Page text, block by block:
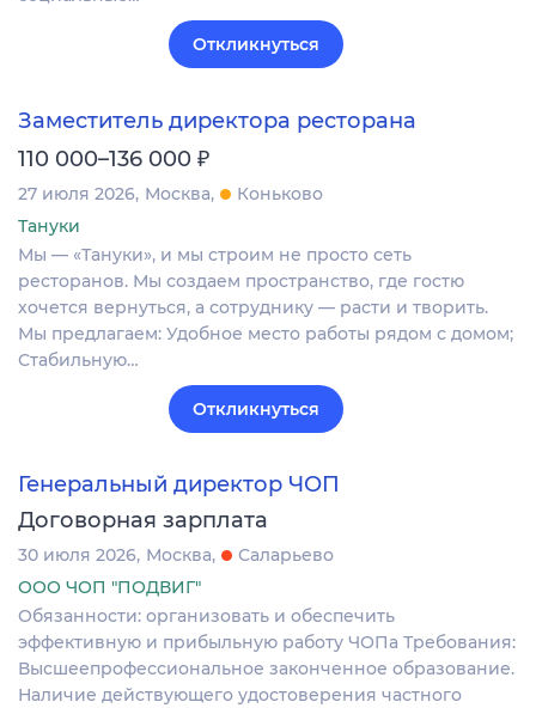
Откликнуться
Заместитель директора ресторана
110 000–136 000 ₽
27 июля 2026 Москва
Коньково
Тануки
Мы — «Тануки», и мы строим не просто сеть
ресторанов. Мы создаем пространство, где гостю
хочется вернуться, а сотруднику — расти и творить.
Мы предлагаем: Удобное место работы рядом с домом;
Стабильную…
Откликнуться
Генеральный директор ЧОП
Договорная зарплата
30 июля 2026 Москва
Саларьево
ООО ЧОП "ПОДВИГ"
Обязанности: организовать и обеспечить
эффективную и прибыльную работу ЧОПа Требования:
Высшеепрофессиональное законченное образование.
Наличие действующего удостоверения частного